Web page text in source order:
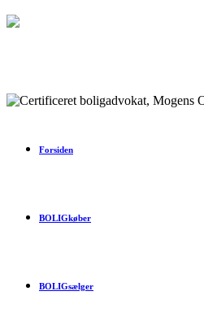
Forsiden
BOLIGkøber
BOLIGsælger